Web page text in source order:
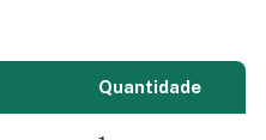
Quantidade